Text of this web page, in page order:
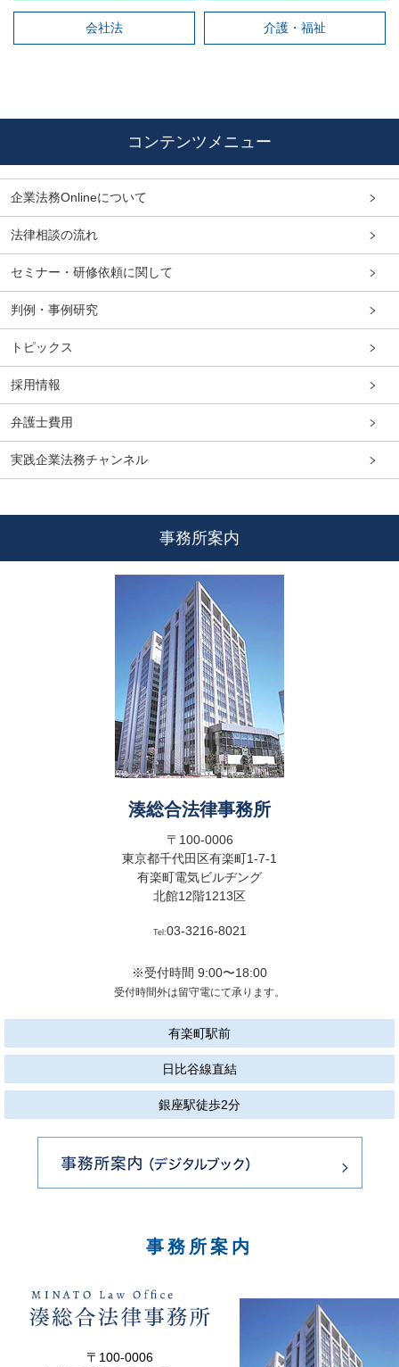
会社法 介護・福祉
コンテンツメニュー
企業法務Onlineについて
法律相談の流れ
セミナー・研修依頼に関して
判例・事例研究
トピックス
採用情報
弁護士費用
実践企業法務チャンネル
事務所案内
湊総合法律事務所
〒100-0006
東京都千代田区有楽町1-7-1
有楽町電気ビルヂング
北館12階1213区
Tel:03-3216-8021
※受付時間 9:00〜18:00
受付時間外は留守電にて承ります。
有楽町駅前
日比谷線直結
銀座駅徒歩2分
事務所案内
〒100-0006